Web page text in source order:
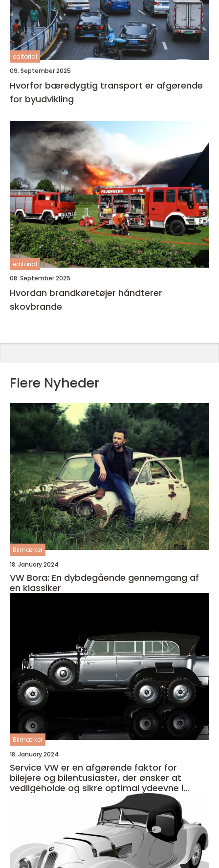
editorial
09. September 2025
Hvorfor bæredygtig transport er afgørende
for byudvikling
editorial
08. September 2025
Hvordan brandkøretøjer håndterer
skovbrande
Flere Nyheder
Bilmærker
18. January 2024
VW Bora: En dybdegående gennemgang af
en klassiker
Bilmærker
18. January 2024
Service VW er en afgørende faktor for
bilejere og bilentusiaster, der ønsker at
vedligeholde og sikre optimal ydeevne i